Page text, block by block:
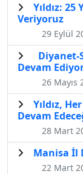
Yıldız:
Veriyoruz
29 Eylül
Diyanet-
Devam
26 Mayıs
Yıldız,
Devam
28 Mart
Manisa İl
22 Mart